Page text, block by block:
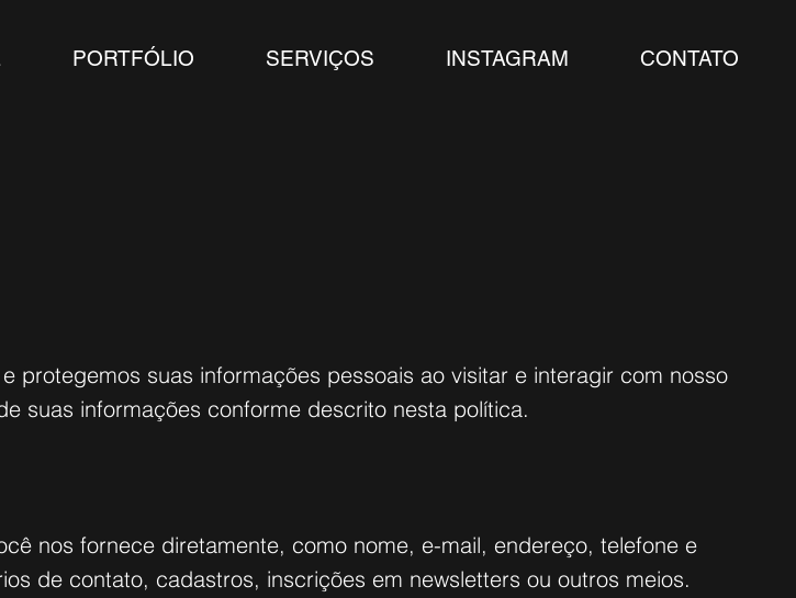
PORTFÓLIO SERVIÇOS INSTAGRAM CONTATO
protegemos suas informações pessoais ao visitar e interagir com nosso
suas informações conforme descrito nesta política.
nos fornece diretamente, como nome, e-mail, endereço, telefone e
de contato, cadastros, inscrições em newsletters ou outros meios.